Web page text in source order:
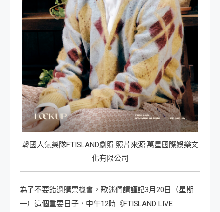
韓國人氣樂隊FTISLAND劇照 照片來源:萬星國際娛樂文
化有限公司
為了不要錯過購票機會，歌迷們請謹記3月20日（星期
一）這個重要日子，中午12時《FTISLAND LIVE